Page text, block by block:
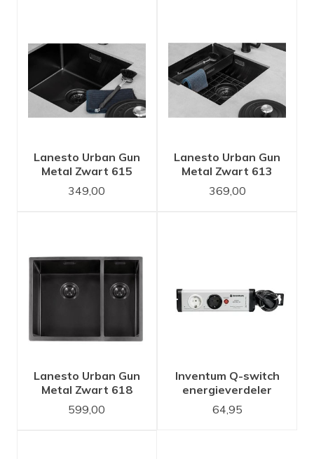
Lanesto Urban Gun
Metal Zwart 615
50x40 spoelbak
349,00
Lanesto Urban Gun
Metal Zwart 613
40x40 spoelbak
369,00
Lanesto Urban Gun
Metal Zwart 618
34x40 en 18x40
spoelbak
599,00
Inventum Q-switch
energieverdeler
64,95